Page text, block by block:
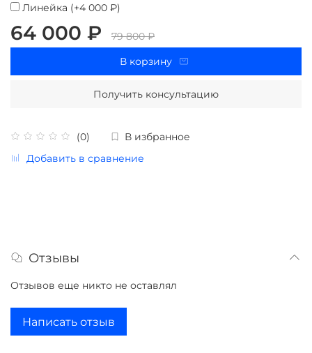
(0)
В избранное
Добавить в сравнение
Линейка (+4 000 ₽)
64 000 ₽
79 800 ₽
В корзину
Получить консультацию
Отзывы
Отзывов еще никто не оставлял
Написать отзыв